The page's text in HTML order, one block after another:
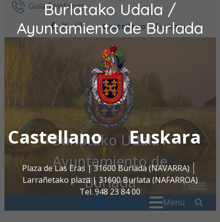
Burlatako Udala /
Ayuntamiento de Burlada
Castellano Euskara
Plaza de Las Eras | 31600 Burlada (NAVARRA)
Larrañetako plaza | 31600 Burlata (NAFARROA)
Tel. 948 23 84 00
oac@burlada.es
Ir al contenidoGuía Teléfonos
facebook
twitter
instagram
Castellano Euskara
Burlatako Udala /
Ayuntamiento de
Burlada
Menú